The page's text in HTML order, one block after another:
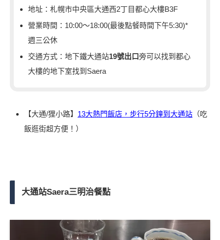
地址：札幌市中央區大通西2丁目都心大樓B3F
營業時間：10:00～18:00(最後點餐時間下午5:30)*
週三公休
交通方式：地下鐵大通站19號出口旁可以找到都心
大樓的地下室找到Saera
【大通/狸小路】 13大熱門飯店，步行5分鐘到大通站 （吃
飯逛街超方便！）
大通站Saera三明治餐點